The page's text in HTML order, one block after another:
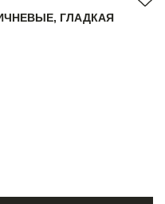
ГЛАДКАЯ